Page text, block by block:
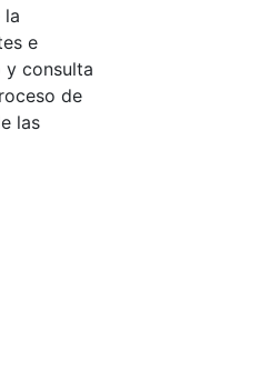
la
e
y consulta
de
las